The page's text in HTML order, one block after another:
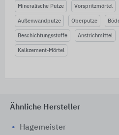
Mineralische Putze Vorspritzmörtel
Außenwandputze Oberputze
Beschichtungsstoffe Anstrichmittel
Kalkzement-Mörtel
Ähnliche Hersteller
Hagemeister